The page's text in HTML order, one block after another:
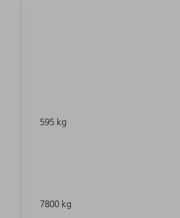
595 kg
7800 kg